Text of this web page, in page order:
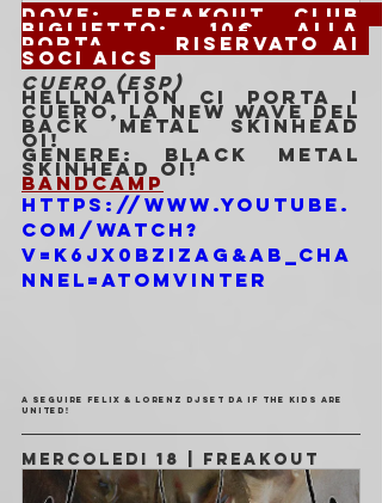
Dove:
Biglietto: 1 0€ alla
porta		Riservato ai
soci AICS
CUERO (ESP)
Hellnation ci porta i
Cuero, la new wave del
back metal skinhead
oi!
Genere: Black metal
skinhead oi!
Bandcamp
https://www.youtube.
com/watch?
v=k6Jx0bziZag&ab_cha
nnel=Atomvinter
A SEGUIRE FELIX & LORENZ DJSET DA IF THE KIDS ARE
UNITED!
MERCOLEDI 18 | FREAKOUT